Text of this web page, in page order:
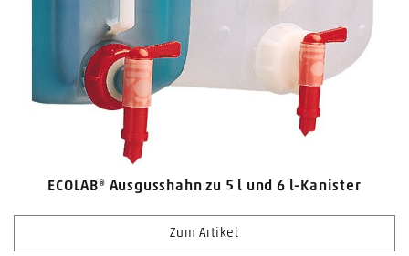
ECOLAB® Ausgusshahn zu 5 l und 6 l-Kanister
Zum Artikel